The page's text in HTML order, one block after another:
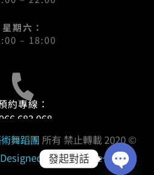
星期六：
– 18:00
約專線：
683 068
舞蹈團 所有 禁止轉載 2020 ©
Designed By Goodface<
發起對話